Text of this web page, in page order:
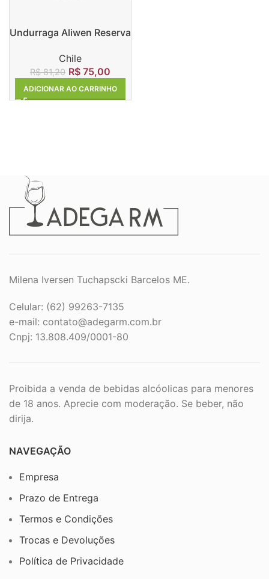
Undurraga Aliwen Reserva
Chile
R$81,20 R$ 75,00
ADICIONAR AO CARRINHO
Milena Iversen Tuchapscki Barcelos ME.
Celular: (62) 99263-7135
e-mail: contato@adegarm.com.br
Cnpj: 13.808.409/0001-80
Proibida a venda de bebidas alcóolicas para menores
de 18 anos. Aprecie com moderação. Se beber, não
dirija.
NAVEGAÇÃO
Empresa
Prazo de Entrega
Termos e Condições
Trocas e Devoluções
Política de Privacidade